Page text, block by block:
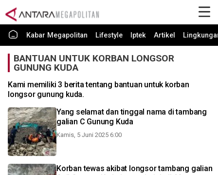
Kabar Megapolitan Lifestyle Iptek Artikel
BANTUAN UNTUK KORBAN LONGSOR
GUNUNG KUDA
Kami memiliki 3 berita tentang bantuan untuk korban
longsor gunung kuda.
Yang selamat dan tinggal nama di tambang
galian C Gunung Kuda
Kamis, 5 Juni 2025 6:00
Korban tewas akibat longsor tambang galian